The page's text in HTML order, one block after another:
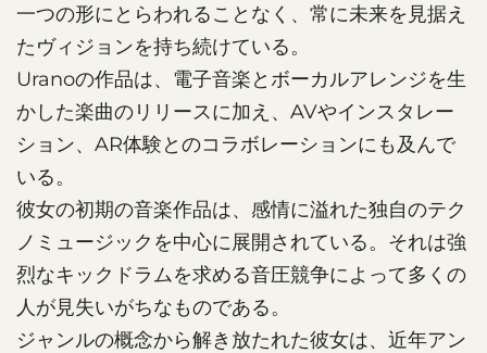
一つの形にとらわれることなく、常に未来を見据え
たヴィジョンを持ち続けている。
Uranoの作品は、電子音楽とボーカルアレンジを生
かした楽曲のリリースに加え、AVやインスタレー
ション、AR体験とのコラボレーションにも及んで
いる。
彼女の初期の音楽作品は、感情に溢れた独自のテク
ノミュージックを中心に展開されている。それは強
烈なキックドラムを求める音圧競争によって多くの
人が見失いがちなものである。
ジャンルの概念から解き放たれた彼女は、近年アン